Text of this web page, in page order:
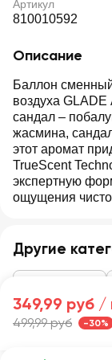
Артикул
810010592
Описание
Баллон
воздуха
сандал ‒
жасмина,
этот аромат
TrueScent
экспертную
ощущения
Другие
349,99 руб /
499,99 руб -30%